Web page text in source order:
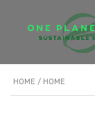
HOME / HOME